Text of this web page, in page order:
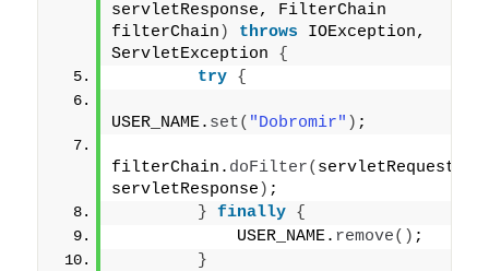
servletResponse, FilterChain
filterChain ) throws IOException,
ServletException {
try {
USER_NAME. set( "Dobromir" ) ;
filterChain. doFilter( servletRequest,
servletResponse ) ;
}
finally {
            USER_NAME.
remove() ;
}